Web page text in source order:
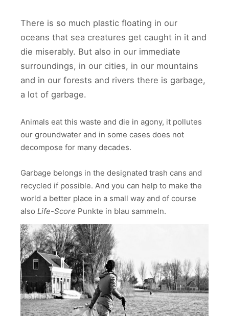
There is so much plastic floating in our
oceans that sea creatures get caught in it and
die miserably. But also in our immediate
surroundings, in our cities, in our mountains
and in our forests and rivers there is garbage,
a lot of garbage.
Animals eat this waste and die in agony, it pollutes
our groundwater and in some cases does not
decompose for many decades.
Garbage belongs in the designated trash cans and
recycled if possible. And you can help to make the
world a better place in a small way and of course
also Life-Score Punkte in blau sammeln.